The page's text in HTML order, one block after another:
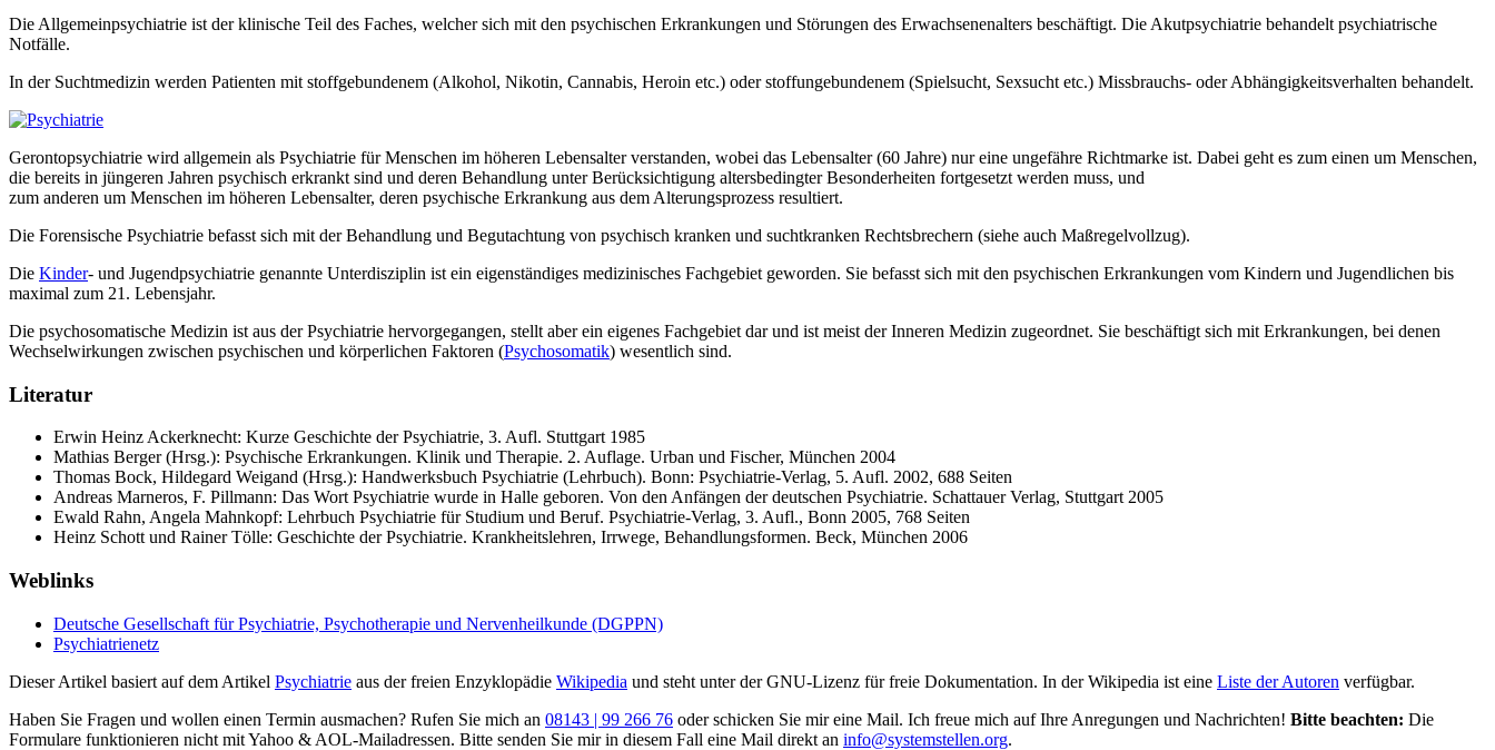
Die Allgemeinpsychiatrie ist der klinische Teil des Faches, welcher sich mit den psychischen Erkrankungen und Störungen des Erwachsenenalters beschäftigt. Die Akutpsychiatrie behandelt psychiatrische
Notfälle.
In der Suchtmedizin werden Patienten mit stoffgebundenem (Alkohol, Nikotin, Cannabis, Heroin etc.) oder stoffungebundenem (Spielsucht, Sexsucht etc.) Missbrauchs- oder Abhängigkeitsverhalten behandelt.
Gerontopsychiatrie wird allgemein als Psychiatrie für Menschen im höheren Lebensalter verstanden, wobei das Lebensalter (60 Jahre) nur eine ungefähre Richtmarke ist. Dabei geht es zum einen um Menschen,
die bereits in jüngeren Jahren psychisch erkrankt sind und deren Behandlung unter Berücksichtigung altersbedingter Besonderheiten fortgesetzt werden muss, und
zum anderen um Menschen im höheren Lebensalter, deren psychische Erkrankung aus dem Alterungsprozess resultiert.
Die Forensische Psychiatrie befasst sich mit der Behandlung und Begutachtung von psychisch kranken und suchtkranken Rechtsbrechern (siehe auch Maßregelvollzug).
Die Kinder- und Jugendpsychiatrie genannte Unterdisziplin ist ein eigenständiges medizinisches Fachgebiet geworden. Sie befasst sich mit den psychischen Erkrankungen vom Kindern und Jugendlichen bis
maximal zum 21. Lebensjahr.
Die psychosomatische Medizin ist aus der Psychiatrie hervorgegangen, stellt aber ein eigenes Fachgebiet dar und ist meist der Inneren Medizin zugeordnet. Sie beschäftigt sich mit Erkrankungen, bei denen
Wechselwirkungen zwischen psychischen und körperlichen Faktoren (Psychosomatik) wesentlich sind.
Literatur
Erwin Heinz Ackerknecht: Kurze Geschichte der Psychiatrie, 3. Aufl. Stuttgart 1985
Mathias Berger (Hrsg.): Psychische Erkrankungen. Klinik und Therapie. 2. Auflage. Urban und Fischer, München 2004
Thomas Bock, Hildegard Weigand (Hrsg.): Handwerksbuch Psychiatrie (Lehrbuch). Bonn: Psychiatrie-Verlag, 5. Aufl. 2002, 688 Seiten
Andreas Marneros, F. Pillmann: Das Wort Psychiatrie wurde in Halle geboren. Von den Anfängen der deutschen Psychiatrie. Schattauer Verlag, Stuttgart 2005
Ewald Rahn, Angela Mahnkopf: Lehrbuch Psychiatrie für Studium und Beruf. Psychiatrie-Verlag, 3. Aufl., Bonn 2005, 768 Seiten
Heinz Schott und Rainer Tölle: Geschichte der Psychiatrie. Krankheitslehren, Irrwege, Behandlungsformen. Beck, München 2006
Weblinks
Deutsche Gesellschaft für Psychiatrie, Psychotherapie und Nervenheilkunde (DGPPN)
Psychiatrienetz
Dieser Artikel basiert auf dem Artikel Psychiatrie aus der freien Enzyklopädie Wikipedia und steht unter der GNU-Lizenz für freie Dokumentation. In der Wikipedia ist eine Liste der Autoren verfügbar.
Haben Sie Fragen und wollen einen Termin ausmachen? Rufen Sie mich an 08143 | 99 266 76 oder schicken Sie mir eine Mail. Ich freue mich auf Ihre Anregungen und Nachrichten! Bitte beachten: Die
Formulare funktionieren nicht mit Yahoo & AOL-Mailadressen. Bitte senden Sie mir in diesem Fall eine Mail direkt an info@systemstellen.org.